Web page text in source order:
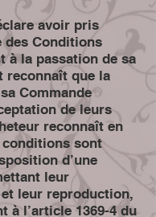
avoir pris
des Conditions
à la passation de sa
reconnaît que la
Commande
de leurs
reconnaît en
sont
d’une
leur
leur reproduction,
à l’article 1369-4 du